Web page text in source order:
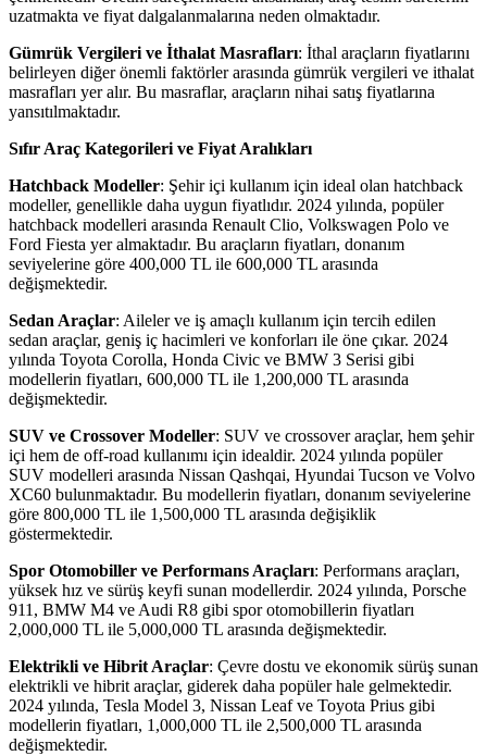
uzatmakta ve fiyat dalgalanmalarına neden olmaktadır.
Gümrük Vergileri ve İthalat Masrafları: İthal araçların fiyatlarını
belirleyen diğer önemli faktörler arasında gümrük vergileri ve ithalat
masrafları yer alır. Bu masraflar, araçların nihai satış fiyatlarına
yansıtılmaktadır.
Sıfır Araç Kategorileri ve Fiyat Aralıkları
Hatchback Modeller: Şehir içi kullanım için ideal olan hatchback
modeller, genellikle daha uygun fiyatlıdır. 2024 yılında, popüler
hatchback modelleri arasında Renault Clio, Volkswagen Polo ve
Ford Fiesta yer almaktadır. Bu araçların fiyatları, donanım
seviyelerine göre 400,000 TL ile 600,000 TL arasında
değişmektedir.
Sedan Araçlar: Aileler ve iş amaçlı kullanım için tercih edilen
sedan araçlar, geniş iç hacimleri ve konforları ile öne çıkar. 2024
yılında Toyota Corolla, Honda Civic ve BMW 3 Serisi gibi
modellerin fiyatları, 600,000 TL ile 1,200,000 TL arasında
değişmektedir.
SUV ve Crossover Modeller: SUV ve crossover araçlar, hem şehir
içi hem de off-road kullanımı için idealdir. 2024 yılında popüler
SUV modelleri arasında Nissan Qashqai, Hyundai Tucson ve Volvo
XC60 bulunmaktadır. Bu modellerin fiyatları, donanım seviyelerine
göre 800,000 TL ile 1,500,000 TL arasında değişiklik
göstermektedir.
Spor Otomobiller ve Performans Araçları: Performans araçları,
yüksek hız ve sürüş keyfi sunan modellerdir. 2024 yılında, Porsche
911, BMW M4 ve Audi R8 gibi spor otomobillerin fiyatları
2,000,000 TL ile 5,000,000 TL arasında değişmektedir.
Elektrikli ve Hibrit Araçlar: Çevre dostu ve ekonomik sürüş sunan
elektrikli ve hibrit araçlar, giderek daha popüler hale gelmektedir.
2024 yılında, Tesla Model 3, Nissan Leaf ve Toyota Prius gibi
modellerin fiyatları, 1,000,000 TL ile 2,500,000 TL arasında
değişmektedir.